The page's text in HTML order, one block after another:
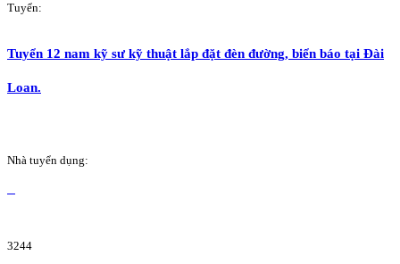
Tuyển:
Tuyển 12 nam kỹ sư kỹ thuật lắp đặt đèn đường, biển báo tại Đài
Loan.
Nhà tuyển dụng:
3244